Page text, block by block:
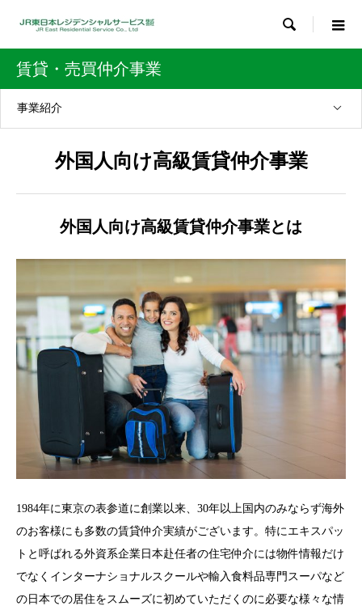

賃貸・売買仲介事業
事業紹介
外国人向け高級賃貸仲介事業
外国人向け高級賃貸仲介事業とは
1984年に東京の表参道に創業以来、30年以上国内のみならず海外
のお客様にも多数の賃貸仲介実績がございます。特にエキスパッ
トと呼ばれる外資系企業日本赴任者の住宅仲介には物件情報だけ
でなくインターナショナルスクールや輸入食料品専門スーパなど
の日本での居住をスムーズに初めていただくのに必要な様々な情